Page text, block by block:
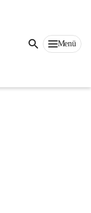
Menü